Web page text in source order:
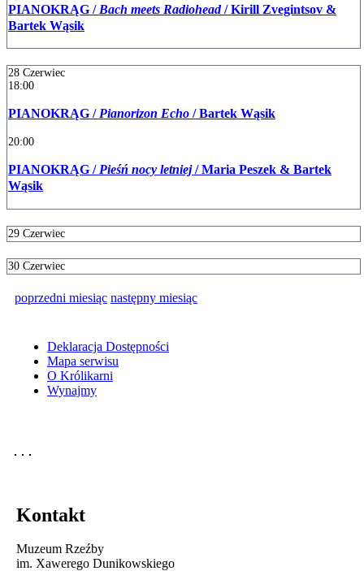
PIANOKRĄG / Bach meets Radiohead/ Kirill Zvegintsov &
Bartek Wąsik
28 Czerwiec
18:00
PIANOKRĄG /Pianorizon Echo / Bartek Wąsik
20:00
PIANOKRĄG /Pieśń nocy letniej/ Maria Peszek & Bartek
Wąsik
29 Czerwiec
30 Czerwiec
poprzedni miesiąc następny miesiąc
Deklaracja Dostępności
Mapa serwisu
O Królikarni
Wynajmy
Kontakt
Muzeum Rzeźby
im. Xawerego Dunikowskiego